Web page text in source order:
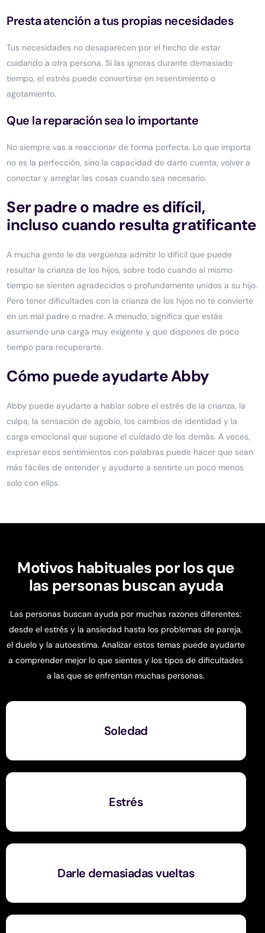
Presta atención a tus propias necesidades
Tus necesidades no desaparecen por el hecho de estar
cuidando a otra persona. Si las ignoras durante demasiado
tiempo, el estrés puede convertirse en resentimiento o
agotamiento.
Que la reparación sea lo importante
No siempre vas a reaccionar de forma perfecta. Lo que importa
no es la perfección, sino la capacidad de darte cuenta, volver a
conectar y arreglar las cosas cuando sea necesario.
Ser padre o madre es difícil,
incluso cuando resulta gratificante
A mucha gente le da vergüenza admitir lo difícil que puede
resultar la crianza de los hijos, sobre todo cuando al mismo
tiempo se sienten agradecidos o profundamente unidos a su hijo.
Pero tener dificultades con la crianza de los hijos no te convierte
en un mal padre o madre. A menudo, significa que estás
asumiendo una carga muy exigente y que dispones de poco
tiempo para recuperarte.
Cómo puede ayudarte Abby
Abby puede ayudarte a hablar sobre el estrés de la crianza, la
culpa, la sensación de agobio, los cambios de identidad y la
carga emocional que supone el cuidado de los demás. A veces,
expresar esos sentimientos con palabras puede hacer que sean
más fáciles de entender y ayudarte a sentirte un poco menos
solo con ellos.
Motivos habituales por los que
las personas buscan ayuda
Las personas buscan ayuda por muchas razones diferentes:
desde el estrés y la ansiedad hasta los problemas de pareja,
el duelo y la autoestima. Analizar estos temas puede ayudarte
a comprender mejor lo que sientes y los tipos de dificultades
a las que se enfrentan muchas personas.
Soledad
Estrés
Darle demasiadas vueltas